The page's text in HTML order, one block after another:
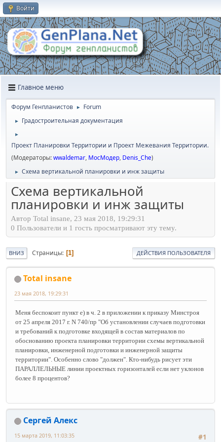
Войти
Главное меню
Форум Генпланистов ► Forum
► Градостроительная документация
►
Проект Планировки Территории и Проект Межевания Территории.
(Модераторы:wwaldemar, МосМодер, Denis_Che)
► Схема вертикальной планировки и инж защиты
Схема вертикальной
планировки и инж защиты
Автор Total insane, 23 мая 2018, 19:29:31
0 Пользователи и 1 гость просматривают эту тему.
ВНИЗ Страницы 1 ДЕЙСТВИЯ ПОЛЬЗОВАТЕЛЯ
Total insane
23 мая 2018, 19:29:31
Меня беспокоит пункт е) в ч. 2 в приложении к приказу Минстроя
от 25 апреля 2017 г. N 740/пр "Об установлении случаев подготовки
и требований к подготовке входящей в состав материалов по
обоснованию проекта планировки территории схемы вертикальной
планировки, инженерной подготовки и инженерной защиты
территории". Особенно слово "должен". Кто-нибудь рисует эти
ПАРАЛЛЕЛЬНЫЕ линии проектных горизонталей если нет уклонов
более 8 процентов?
Сергей Алекс
#1
15 марта 2019, 11:03:35